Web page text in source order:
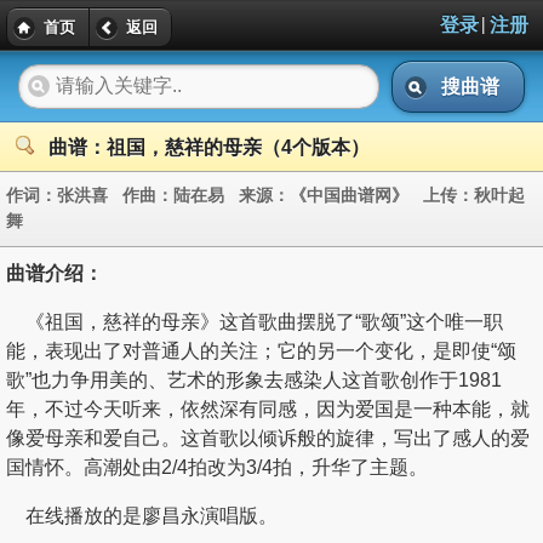
首页 返回 登录| 注册
搜曲谱
曲谱：祖国，慈祥的母亲（4个版本）
作词： 张洪喜 作曲： 陆在易 来源： 《中国曲谱网》 上传： 秋叶起
舞
曲谱介绍：
《祖国，慈祥的母亲》这首歌曲摆脱了“歌颂”这个唯一职
能，表现出了对普通人的关注；它的另一个变化，是即使“颂
歌”也力争用美的、艺术的形象去感染人这首歌创作于1981
年，不过今天听来，依然深有同感，因为爱国是一种本能，就
像爱母亲和爱自己。这首歌以倾诉般的旋律，写出了感人的爱
国情怀。高潮处由2/4拍改为3/4拍，升华了主题。
在线播放的是廖昌永演唱版。